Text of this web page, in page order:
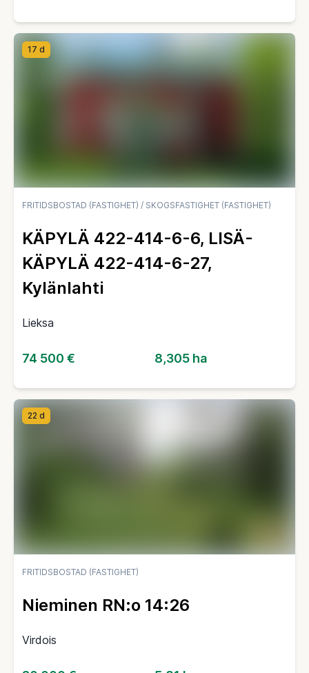
17 d
FRITIDSBOSTAD (FASTIGHET) / SKOGSFASTIGHET (FASTIGHET)
KÄPYLÄ 422-414-6-6, LISÄ-
KÄPYLÄ 422-414-6-27,
Kylänlahti
Lieksa
74 500 € 8,305 ha
22 d
FRITIDSBOSTAD (FASTIGHET)
Nieminen RN:o 14:26
Virdois